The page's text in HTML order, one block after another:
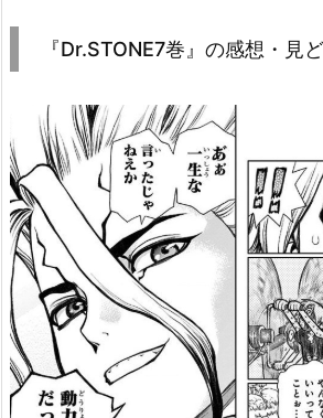
E
7
巻』
の
想・
見
ど
『Dr.STONE7巻』の感想・見